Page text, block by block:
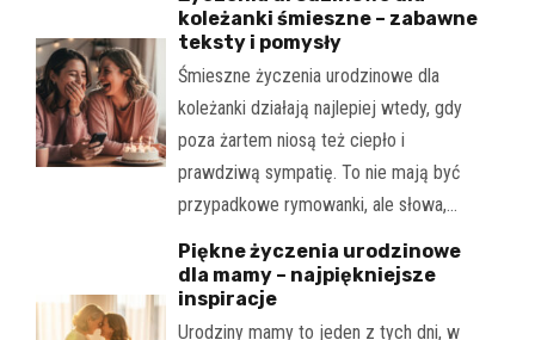
koleżanki śmieszne – zabawne
teksty i pomysły
Śmieszne życzenia urodzinowe dla
koleżanki działają najlepiej wtedy, gdy
poza żartem niosą też ciepło i
prawdziwą sympatię. To nie mają być
przypadkowe rymowanki, ale słowa,…
Piękne życzenia urodzinowe
dla mamy – najpiękniejsze
inspiracje
Urodziny mamy to jeden z tych dni, w